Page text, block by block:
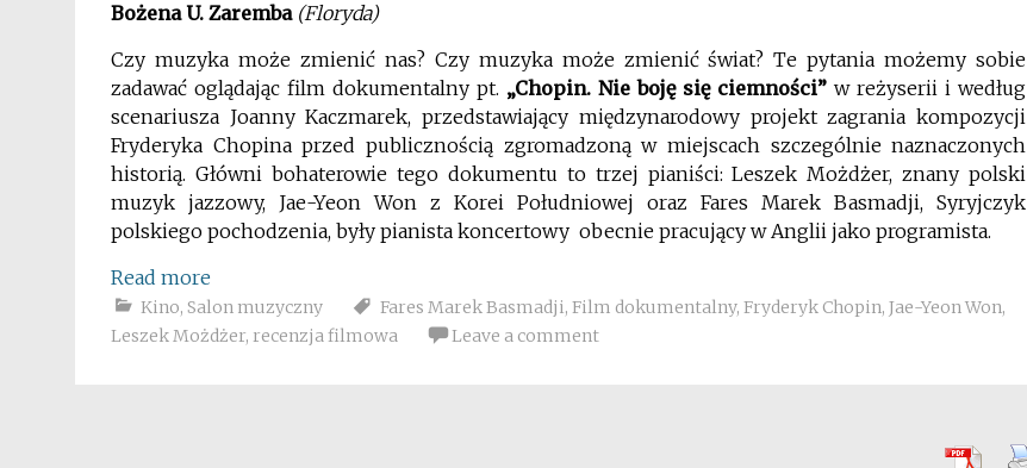
Bożena U. Zaremba(Floryda)
Czy muzyka może zmienić nas? Czy muzyka może zmienić świat? Te pytania możemy sobie
zadawać oglądając film dokumentalny pt. „Chopin. Nie boję się ciemności” w reżyserii i według
scenariusza Joanny Kaczmarek, przedstawiający międzynarodowy projekt zagrania kompozycji
Fryderyka Chopina przed publicznością zgromadzoną w miejscach szczególnie naznaczonych
historią. Główni bohaterowie tego dokumentu to trzej pianiści: Leszek Możdżer, znany polski
muzyk jazzowy, Jae-Yeon Won z Korei Południowej oraz Fares Marek Basmadji, Syryjczyk
polskiego pochodzenia, były pianista koncertowy obecnie pracujący w Anglii jako programista.
Read more
Kino, Salon muzyczny Fares Marek Basmadji, Film dokumentalny, Fryderyk Chopin, Jae-Yeon Won,
Leszek Możdżer, recenzja filmowa Leave a comment